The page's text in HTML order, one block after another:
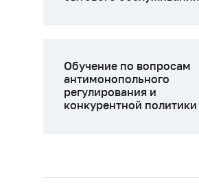
Обучение по вопросам
антимонопольного
регулирования и
конкурентной политики